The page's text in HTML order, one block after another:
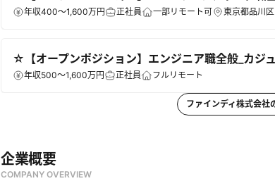
年収400～1,600万円 正社員 一部リモート可 東京都品川区
☆【オープンポジション】エンジニア職全般_カジ
年収500～1,600万円 正社員 フルリモート
ファインディ株式会社
企業概要
COMPANY OVERVIEW